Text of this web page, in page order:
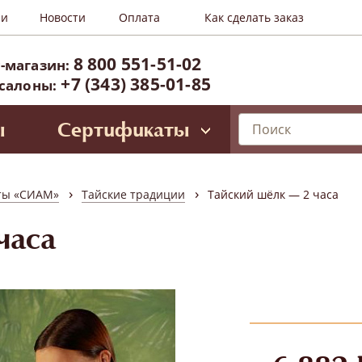
Новости Оплата Как сделать заказ
магазин: 8 800 551-51-02
+7 (343) 385-01-85
Сертификаты
SPA (ул. Б.Ельцина, 8)
и VIP-карты
«СИАМ» › Тайские традиции › Тайский шёлк — 2 часа